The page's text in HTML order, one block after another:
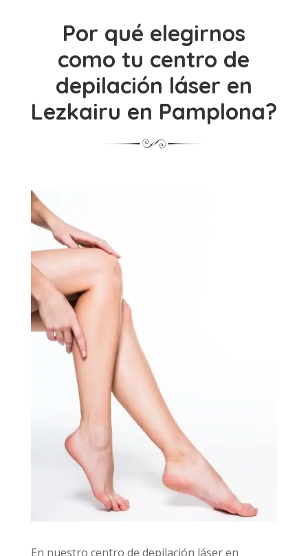
Por qué elegirnos
como tu centro de
depilación láser en
Lezkairu en Pamplona?
En nuestro centro de depilación láser en